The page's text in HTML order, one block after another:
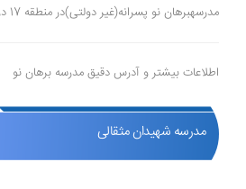
مدرسهبرهان نو پسرانه(غیر دولتی)در منطقه 17 در شهر تهرانقرار دارد.
اطلاعات بیشتر و آدرس دقیق مدرسه برهان نو
مدرسه شهیدان مثقالی